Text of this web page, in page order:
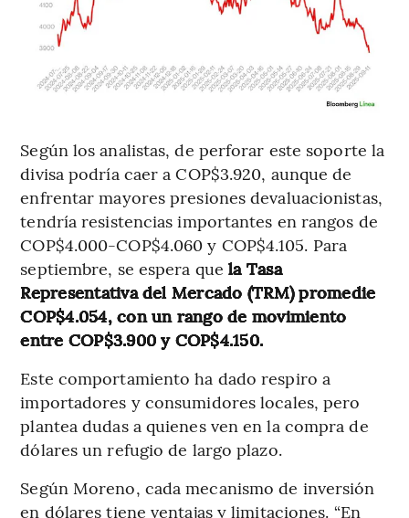
Según los analistas, de perforar este soporte la
divisa podría caer a COP$3.920, aunque de
enfrentar mayores presiones devaluacionistas,
tendría resistencias importantes en rangos de
COP$4.000-COP$4.060 y COP$4.105. Para
septiembre, se espera que la Tasa
Representativa del Mercado (TRM) promedie
COP$4.054, con un rango de movimiento
entre COP$3.900 y COP$4.150.
Este comportamiento ha dado respiro a
importadores y consumidores locales, pero
plantea dudas a quienes ven en la compra de
dólares un refugio de largo plazo.
Según Moreno, cada mecanismo de inversión
en dólares tiene ventajas y limitaciones. “En